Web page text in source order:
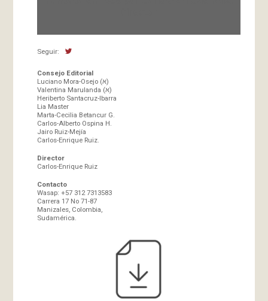
Seguir:
Consejo Editorial
Luciano Mora-Osejo (א)
Valentina Marulanda (א)
Heriberto Santacruz-Ibarra
Lia Master
Marta-Cecilia Betancur G.
Carlos-Alberto Ospina H.
Jairo Ruiz-Mejía
Carlos-Enrique Ruiz.
Director
Carlos-Enrique Ruiz
Contacto
Wasap: +57 312 7313583
Carrera 17 No 71-87
Manizales, Colombia,
Sudamérica.